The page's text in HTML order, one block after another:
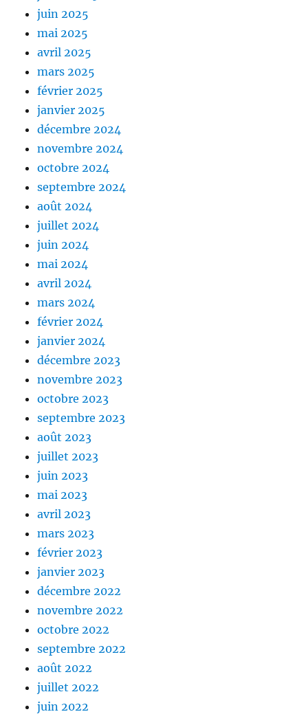
juin 2025
mai 2025
avril 2025
mars 2025
février 2025
janvier 2025
décembre 2024
novembre 2024
octobre 2024
septembre 2024
août 2024
juillet 2024
juin 2024
mai 2024
avril 2024
mars 2024
février 2024
janvier 2024
décembre 2023
novembre 2023
octobre 2023
septembre 2023
août 2023
juillet 2023
juin 2023
mai 2023
avril 2023
mars 2023
février 2023
janvier 2023
décembre 2022
novembre 2022
octobre 2022
septembre 2022
août 2022
juillet 2022
juin 2022